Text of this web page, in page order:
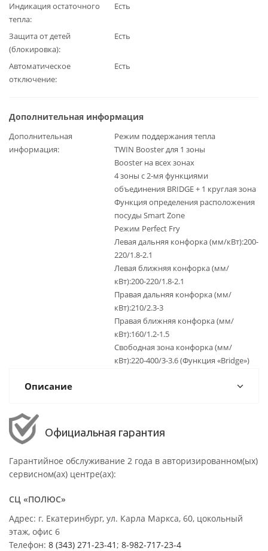
Индикация остаточного
тепла
Есть
Защита от детей
(блокировка)
Есть
Автоматическое
отключение
Есть
Дополнительная информация
Дополнительная
информация
Режим поддержания тепла
TWIN Booster для 1 зоны
Booster на всех зонах
4 зоны с 2-мя функциями
объединения BRIDGE + 1 круглая зона
Функция определения расположения
посуды Smart Zone
Режим Perfect Fry
Левая дальняя конфорка (мм/кВт):200-
220/1.8-2.1
Левая ближняя конфорка (мм/
кВт):200-220/1.8-2.1
Правая дальняя конфорка (мм/
кВт):210/2.3-3
Правая ближняя конфорка (мм/
кВт):160/1.2-1.5
Свободная зона конфорка (мм/
кВт):220-400/3-3.6 (Функция «Bridge»)
Описание
Официальная гарантия
Гарантийное обслуживание 2 года в авторизированном(ых)
сервисном(ах) центре(ах):
СЦ «ПОЛЮС»
Адрес: г. Екатеринбург, ул. Карла Маркса, 60, цокольный
этаж, офис 6
Телефон: 8 (343) 271-23-41 ; 8-982-717-23-4